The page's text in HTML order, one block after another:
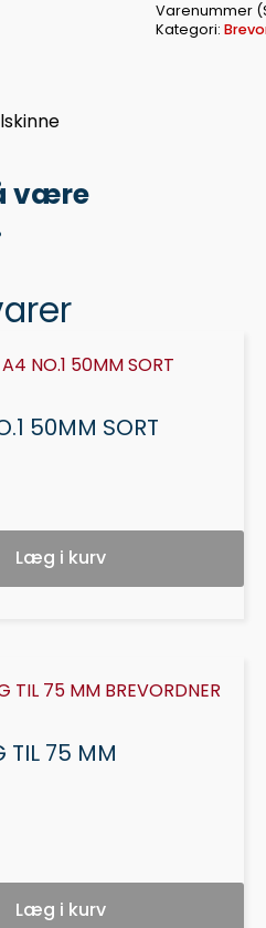
Varenummer
Kategori:
være
50MM SORT
Læg i kurv
TIL 75 MM
Læg i kurv